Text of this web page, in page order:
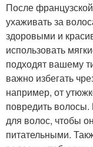
После
ухаживать за
здоровыми и
использовать
подходят вашему
важно избегать
например, от
повредить волосы.
для волос, чтобы
питательными.